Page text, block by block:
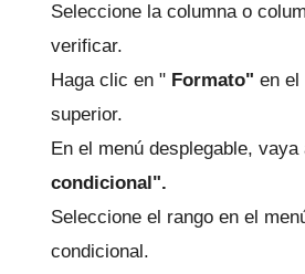
Seleccione la columna o
verificar.
Haga clic en " Formato" en el
superior.
En el menú desplegable, vaya
condicional".
Seleccione el rango en el
condicional.